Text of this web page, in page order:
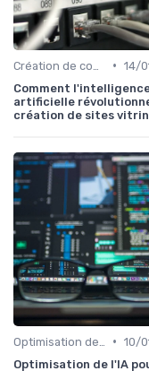
• 14/
Comment
artificielle
création de sites
• 10/
Optimisation de l'IA